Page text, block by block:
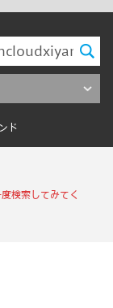
ド
検索してみてく